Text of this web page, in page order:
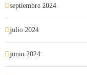
septiembre 2024
julio 2024
junio 2024